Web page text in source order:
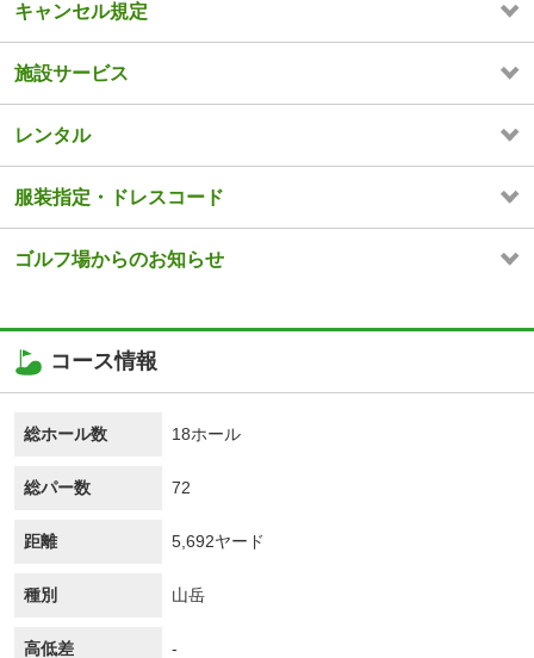
キャンセル規定
施設サービス
レンタル
服装指定・ドレスコード
ゴルフ場からのお知らせ
コース情報
総ホール数 18ホール
総パー数 72
距離 5,692ヤード
種別 山岳
高低差 -